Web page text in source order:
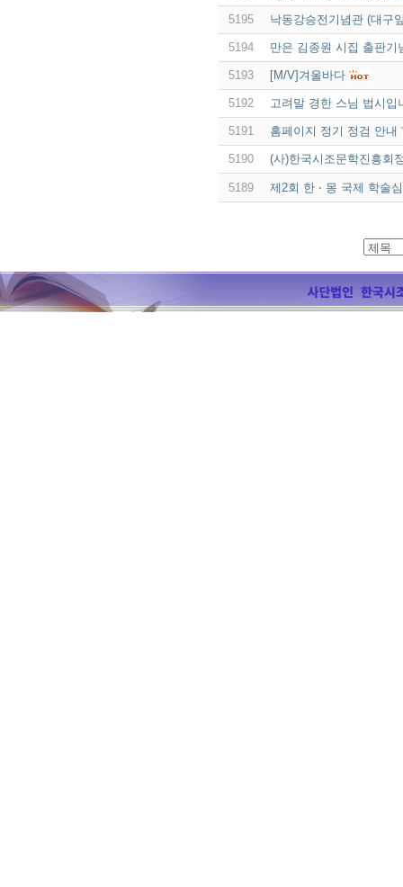
5195 낙동강승전기념관 (대구
5194 만은 김종원 시집 출판
5193 [M/V]겨울바다
5192 고려말 경한 스님 법시입
5191 홈페이지 정기 정검 안내
5190 (사)한국시조문학진흥회
5189 제2회 한 ‧ 몽 국제 학술